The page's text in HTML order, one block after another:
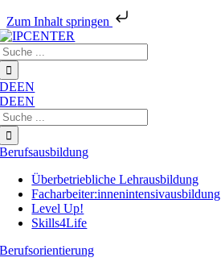
Zum Inhalt springen
Zum
Inhalt
springen
DEEN
DEEN
Berufsausbildung
Überbetriebliche Lehrausbildung
Facharbeiter:innenintensivausbildung
Level Up!
Skills4Life
Berufsorientierung